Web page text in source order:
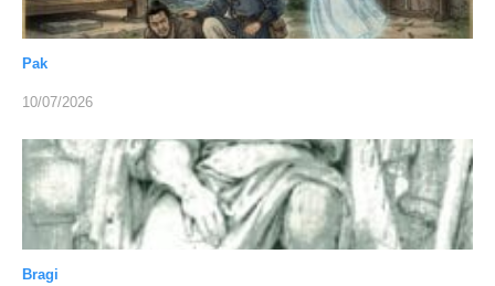
Pak
10/07/2026
Bragi